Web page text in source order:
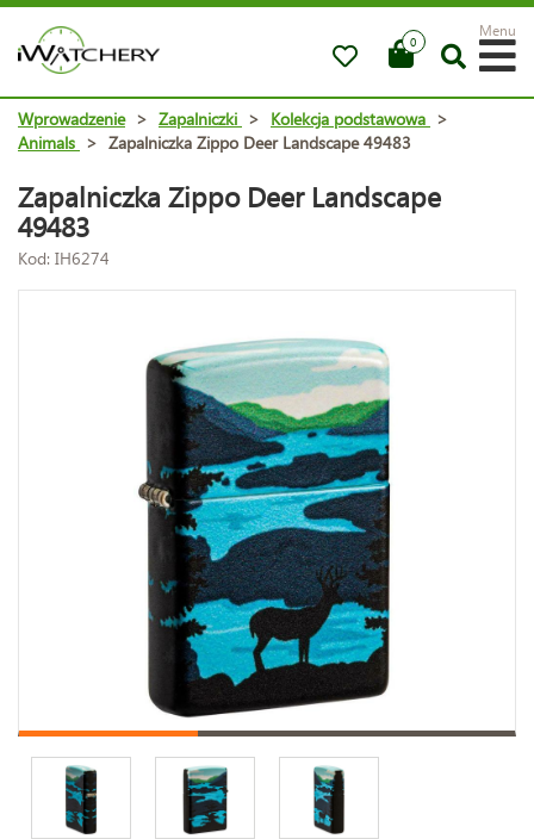
0
Menu
Wprowadzenie > Zapalniczki > Kolekcja podstawowa >
Animals > Zapalniczka Zippo Deer Landscape 49483
Zapalniczka Zippo Deer Landscape
49483
Kod: IH6274